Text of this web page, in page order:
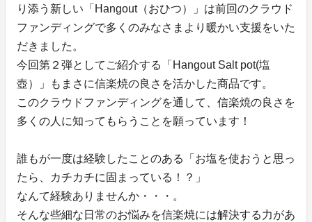
り添う新しい「Hangout（おひつ）」は前回のクラウド
ファンディングで多くのみなさまより暖かい支援をいた
だきました。
今回第２弾としてご紹介する「Hangout Salt pot(塩
壺）」もまさに信楽焼の良さを活かした商品です。
このクラウドファンディングを通して、信楽焼の良さを
多くの人に知ってもらうことを願っています！
誰もが一度は経験したことのある「お塩を使おうと思っ
たら、カチカチに固まっている！？」
なんて経験ありませんか・・・。
そんな些細な日常のお悩みを信楽焼には解決する力があ